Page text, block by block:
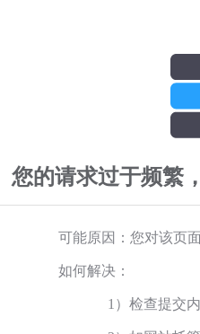
您的请求过于频繁
可能原因：您对该页
如何解决：
1）检查提交